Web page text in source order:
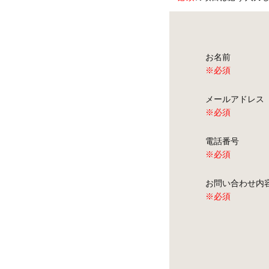
お名前
※必須
メールアドレ
※必須
電話番号
※必須
お問い合わせ
※必須